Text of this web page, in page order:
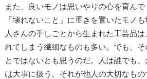
また、良いモノは思いやりの心を育ん
「壊れないこと」に重きを置いたモノ
人さんの手しごとから生まれた工芸品
れてしまう繊細なものも多い。でも、そ
とではないとも思うのだ。人は誰でも
は大事に扱う。それが他人の大切なもの